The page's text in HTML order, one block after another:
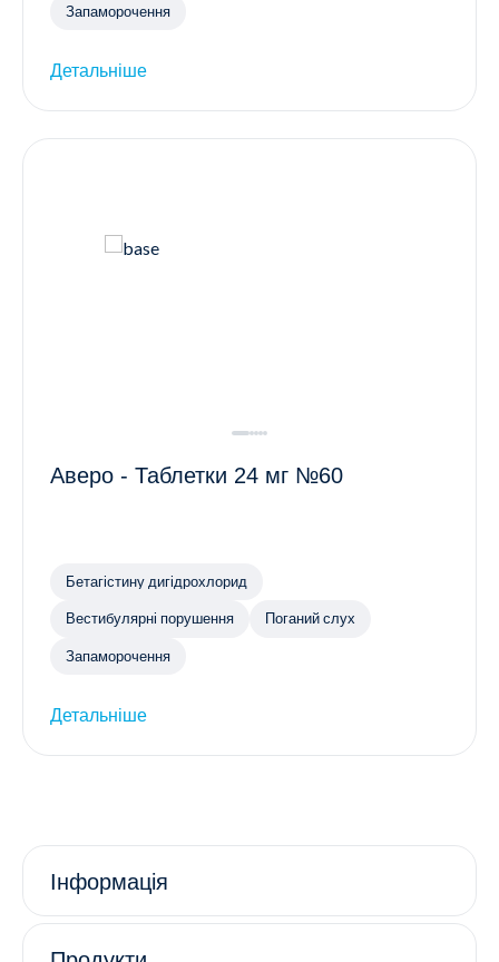
Запаморочення
Детальніше
Аверо - Таблетки 24 мг №60
Бетагістину дигідрохлорид
Вестибулярні порушення Поганий слух
Запаморочення
Детальніше
Інформація